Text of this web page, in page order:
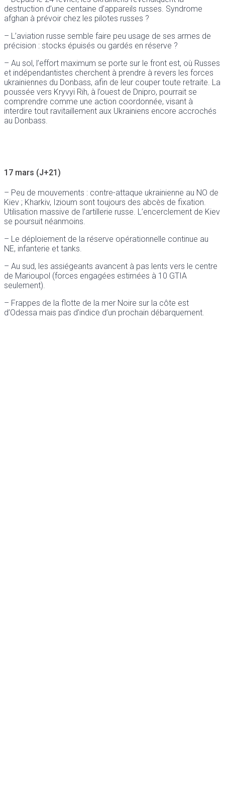
destruction d’une centaine d’appareils russes. Syndrome
afghan à prévoir chez les pilotes russes ?
– L’aviation russe semble faire peu usage de ses armes de
précision : stocks épuisés ou gardés en réserve ?
– Au sol, l’effort maximum se porte sur le front est, où Russes
et indépendantistes cherchent à prendre à revers les forces
ukrainiennes du Donbass, afin de leur couper toute retraite. La
poussée vers Kryvyi Rih, à l’ouest de Dnipro, pourrait se
comprendre comme une action coordonnée, visant à
interdire tout ravitaillement aux Ukrainiens encore accrochés
au Donbass.
17 mars (J+21)
– Peu de mouvements : contre-attaque ukrainienne au NO de
Kiev ; Kharkiv, Izioum sont toujours des abcès de fixation.
Utilisation massive de l’artillerie russe. L’encerclement de Kiev
se poursuit néanmoins.
– Le déploiement de la réserve opérationnelle continue au
NE, infanterie et tanks.
– Au sud, les assiégeants avancent à pas lents vers le centre
de Marioupol (forces engagées estimées à 10 GTIA
seulement).
– Frappes de la flotte de la mer Noire sur la côte est
d’Odessa mais pas d’indice d’un prochain débarquement.